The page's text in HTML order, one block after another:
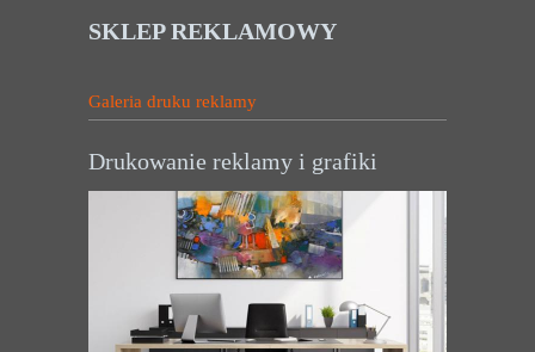
SKLEP REKLAMOWY
Galeria druku reklamy
Drukowanie reklamy i grafiki